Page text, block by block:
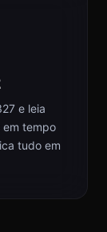
e leia
tempo
tudo em